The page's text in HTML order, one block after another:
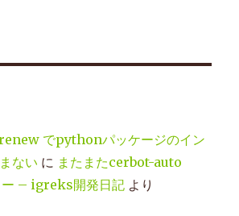
でpythonパッケージのイン
ない に またまたcerbot-auto
– igreks開発日記 より